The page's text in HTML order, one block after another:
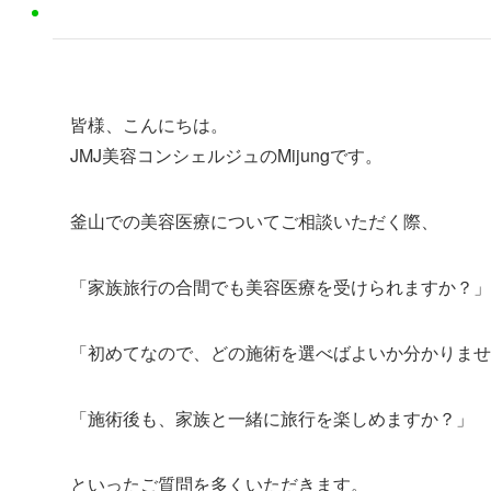
皆様、こんにちは。
JMJ美容コンシェルジュのMijungです。
釜山での美容医療についてご相談いただく際、
「家族旅行の合間でも美容医療を受けられますか？」
「初めてなので、どの施術を選べばよいか分かりま
「施術後も、家族と一緒に旅行を楽しめますか？」
といったご質問を多くいただきます。